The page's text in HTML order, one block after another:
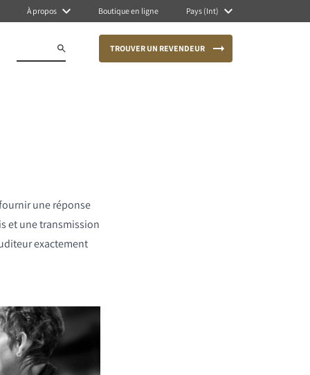
À propos Boutique en ligne Pays (Int)
TROUVER UN REVENDEUR
une réponse
et une transmission
exactement